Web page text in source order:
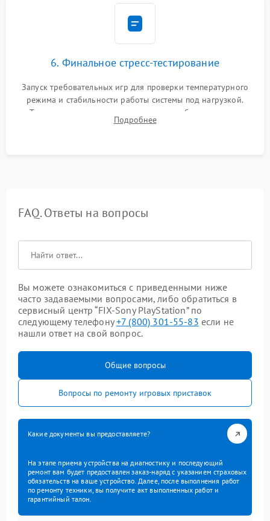
6. Финальное стресс-тестирование
Запуск требовательных игр для проверки температурного
режима и стабильности работы системы под нагрузкой.
Тестирование привода, синхронизации беспроводных
геймпадов, выхода в сеть и выдачи изображения без
Подробнее
FAQ. Ответы на вопросы
Вы можете ознакомиться с приведенными ниже
часто задаваемыми вопросами, либо обратиться в
сервисный центр “FIX-Sony PlayStation” по
следующему телефону+7 (800) 301-55-83 если не
нашли ответ на свой вопрос.
Общие вопросы
Вопросы по ремонту игровых приставок
Какие документы вы предоставляете?
На этапе приема устройства на диагностику и последующий
ремонт вам будет предоставлен заказ-наряд с указанием страховых
обязательств на ваше устройство. Далее, после выполнения работ
по ремонту техники, вы получите акт выполненных работ и
гарантийный талон.